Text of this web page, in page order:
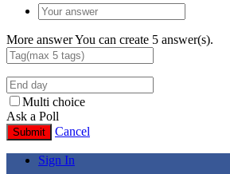
More answerYou can create 5 answer(s).
Multi choice
Ask a Poll
Submit Cancel
Sign In